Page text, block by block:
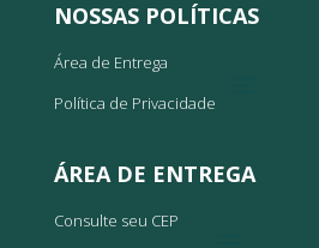
NOSSAS POLÍTICAS
Área de Entrega
Política de Privacidade
ÁREA DE ENTREGA
Consulte seu CEP